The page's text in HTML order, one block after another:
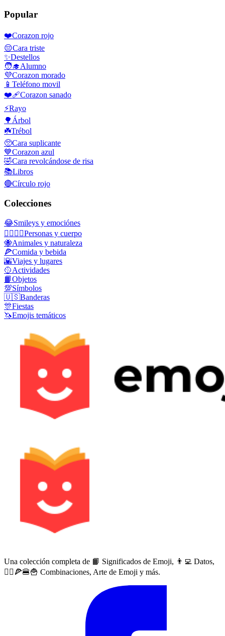
Popular
❤️Corazon rojo
😔Cara triste
✨Destellos
🧑‍🎓Alumno
💜Corazon morado
📱 Teléfono movil
❤️‍🩹Corazon sanado
⚡Rayo
🌳 Árbol
☘️Trébol
🥺Cara suplicante
💙Corazon azul
🤣Cara revolcándose de risa
📚Libros
🔴Círculo rojo
Colecciones
😂Smileys y emociónes
👩‍❤️‍💋‍👨Personas y cuerpo
🐝Animales y naturaleza
🍕Comida y bebida
🌇Viajes y lugares
🥎Actividades
📙Objetos
💯Símbolos
🇺🇸Banderas
🎊Fiestas
🦄Emojis temáticos
Una colección completa de 📙 Significados de Emoji, 👨‍💻 Datos,
🙅‍♀️🍕🍔🍟 Combinaciones, Arte de Emoji y más.